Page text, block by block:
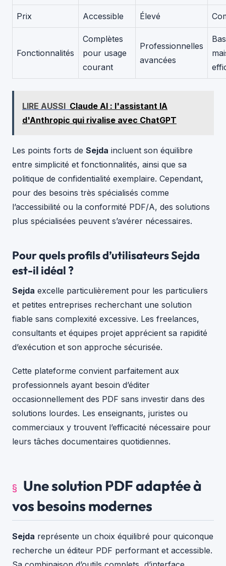
Prix Accessible Élevé
Fonctionnalités
Complètes
pour usage
courant
Professionnelles
avancées
LIRE AUSSI Claude AI : l'assistant IA
d'Anthropic qui rivalise avec ChatGPT
Les points forts de Sejda incluent son équilibre
entre simplicité et fonctionnalités, ainsi que sa
politique de confidentialité exemplaire. Cependant,
pour des besoins très spécialisés comme
l’accessibilité ou la conformité PDF/A, des solutions
plus spécialisées peuvent s’avérer nécessaires.
Pour quels profils d’utilisateurs Sejda
est-il idéal ?
Sejda excelle particulièrement pour les particuliers
et petites entreprises recherchant une solution
fiable sans complexité excessive. Les freelances,
consultants et équipes projet apprécient sa rapidité
d’exécution et son approche sécurisée.
Cette plateforme convient parfaitement aux
professionnels ayant besoin d’éditer
occasionnellement des PDF sans investir dans des
solutions lourdes. Les enseignants, juristes ou
commerciaux y trouvent l’efficacité nécessaire pour
leurs tâches documentaires quotidiennes.
Une solution PDF adaptée à
vos besoins modernes
Sejda représente un choix équilibré pour quiconque
recherche un éditeur PDF performant et accessible.